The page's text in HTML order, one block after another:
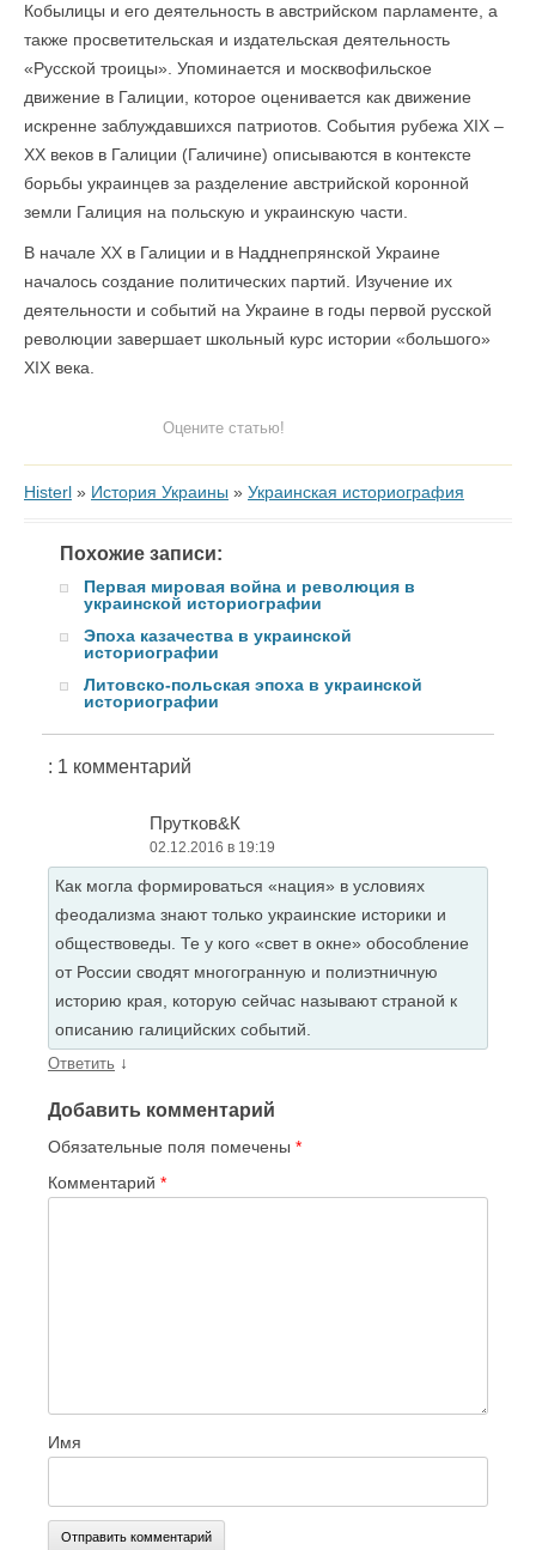
Кобылицы и его деятельность в австрийском парламенте, а
также просветительская и издательская деятельность
«Русской троицы». Упоминается и москвофильское
движение в Галиции, которое оценивается как движение
искренне заблуждавшихся патриотов. События рубежа ХIХ –
ХХ веков в Галиции (Галичине) описываются в контексте
борьбы украинцев за разделение австрийской коронной
земли Галиция на польскую и украинскую части.
В начале ХХ в Галиции и в Надднепрянской Украине
началось создание политических партий. Изучение их
деятельности и событий на Украине в годы первой русской
революции завершает школьный курс истории «большого»
ХIХ века.
Оцените статью!
Histerl » История Украины » Украинская историография
Похожие записи:
Первая мировая война и революция в
украинской историографии
Эпоха казачества в украинской
историографии
Литовско-польская эпоха в украинской
историографии
: 1 комментарий
Прутков&К
02.12.2016 в 19:19
Как могла формироваться «нация» в условиях
феодализма знают только украинские историки и
обществоведы. Те у кого «свет в окне» обособление
от России сводят многогранную и полиэтничную
историю края, которую сейчас называют страной к
описанию галицийских событий.
Ответить ↓
Добавить комментарий
Обязательные поля помечены *
Комментарий *
Имя